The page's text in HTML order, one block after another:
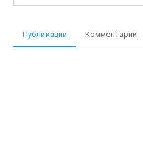
Публикации Комментарии